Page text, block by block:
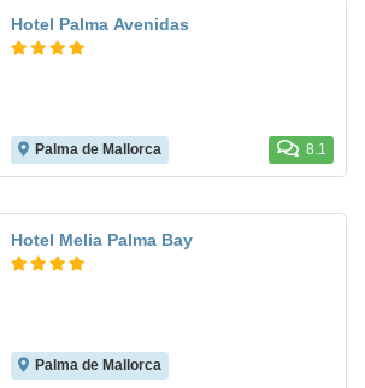
Hotel Palma Avenidas
Palma de Mallorca 8.1
Hotel Melia Palma Bay
Palma de Mallorca